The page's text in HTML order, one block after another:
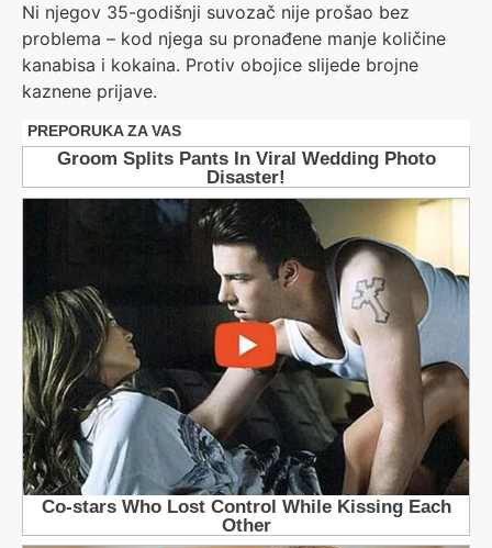
Ni njegov 35-godišnji suvozač nije prošao bez
problema – kod njega su pronađene manje količine
kanabisa i kokaina. Protiv obojice slijede brojne
kaznene prijave.